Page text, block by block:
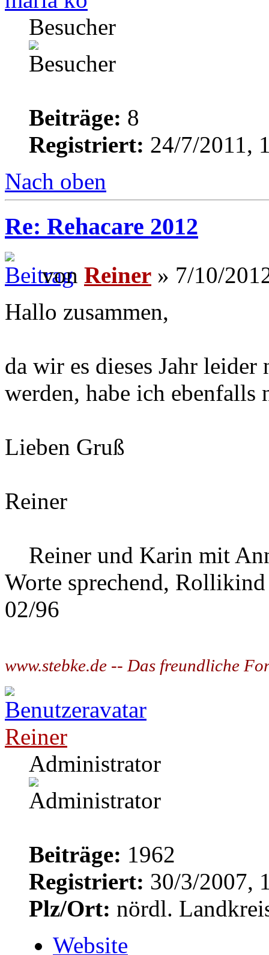
Besucher
Beiträge: 8
Registriert: 24/7/2011,
Nach oben
Re: Rehacare 2012
von Reiner » 7/10/
Hallo zusammen,
da wir es dieses Jahr
werden, habe ich ebenfalls
Lieben Gruß
Reiner
Reiner und Karin mit
Worte sprechend,
02/96
www.stebke.de -- Das freundliche
Reiner
Administrator
Beiträge: 1962
Registriert: 30/3/2007,
Plz/Ort: nördl.
Website